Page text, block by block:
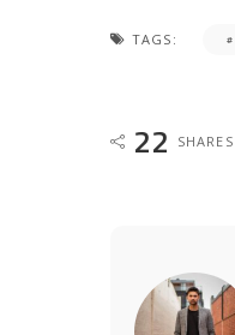
TAGS:
22 SHARES